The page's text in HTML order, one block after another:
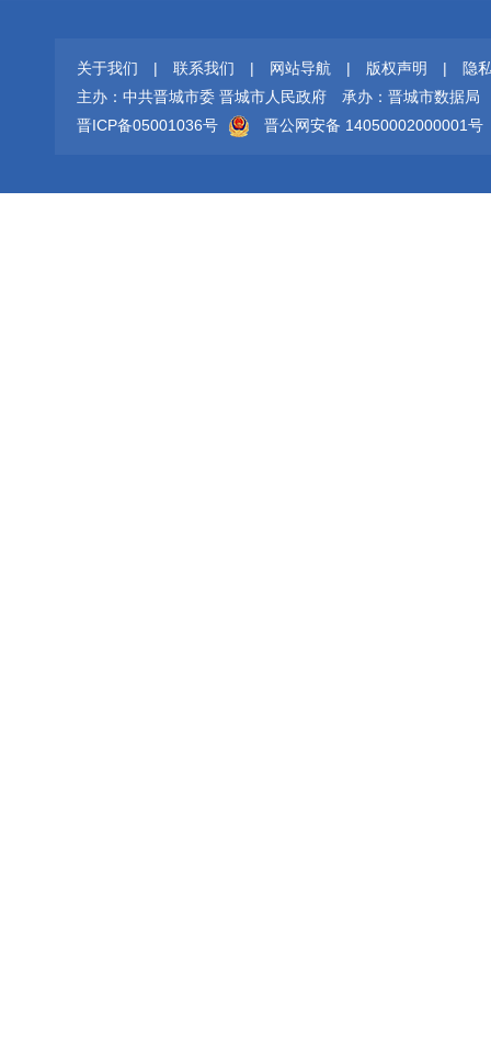
关于我们 | 联系我们 | 网站导航 | 版权声明 |
隐
主办：中共晋城市委 晋城市人民政府
承办：晋城市数据局
晋ICP备05001036号
晋公网安备 14050002000001号